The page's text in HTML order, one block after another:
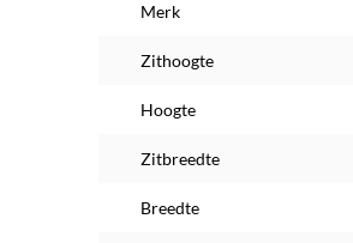
Merk
Zithoogte
Hoogte
Zitbreedte
Breedte